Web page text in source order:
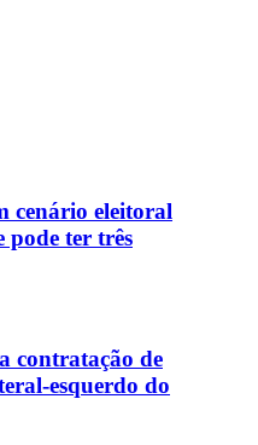
cenário eleitoral
pode ter três
contratação de
esquerdo do